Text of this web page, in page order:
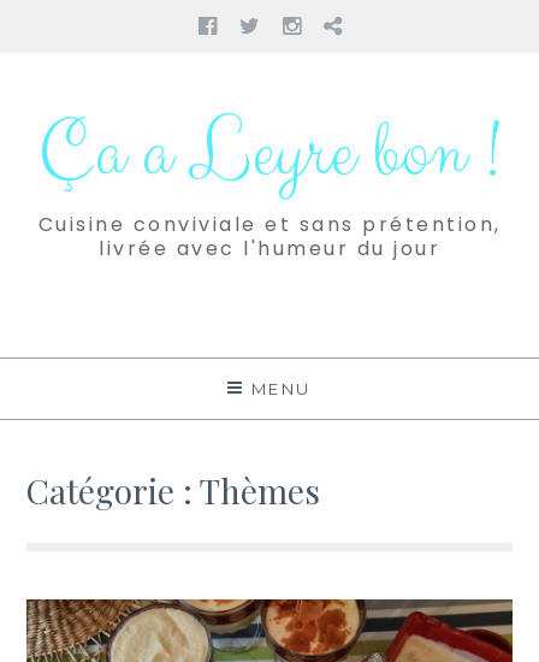
Facebook
TwitterInstagram
Pinterest
contenuÇa a Leyre bon !
Cuisine conviviale et sans prétention,
livrée avec l'humeur du jour
MENU
Catégorie :Thèmes